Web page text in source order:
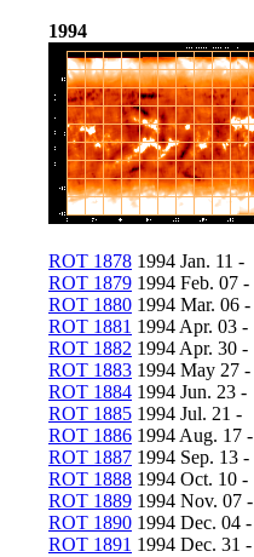
1994
ROT 1878 1994 Jan. 11 -
ROT 1879 1994 Feb. 07 -
ROT 1880 1994 Mar. 06 -
ROT 1881 1994 Apr. 03 -
ROT 1882 1994 Apr. 30 -
ROT 1883 1994 May 27 -
ROT 1884 1994 Jun. 23 -
ROT 1885 1994 Jul. 21 -
ROT 1886 1994 Aug. 17 -
ROT 1887 1994 Sep. 13 -
ROT 1888 1994 Oct. 10 -
ROT 1889 1994 Nov. 07 -
ROT 1890 1994 Dec. 04 -
ROT 1891 1994 Dec. 31 -